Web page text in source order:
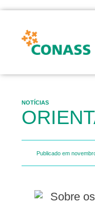
NOTÍCIAS
Publicado em
Sobre